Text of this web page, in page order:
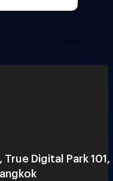
Digital Park 101,